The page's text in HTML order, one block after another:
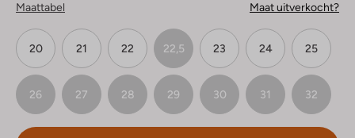
Maattabel Maat uitverkocht?
20 21 22 22,5 23 24 25
26 27 28 29 30 31 32